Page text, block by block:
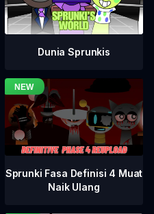
Dunia Sprunkis
Sprunki Fasa Definisi 4 Muat
Naik Ulang